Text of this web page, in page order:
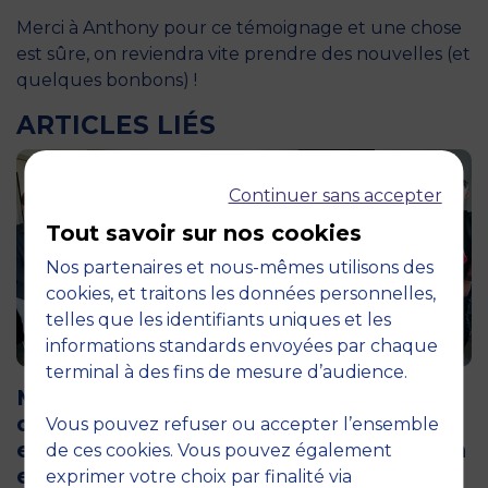
Merci à Anthony pour ce témoignage et une chose
est sûre, on reviendra vite prendre des nouvelles (et
quelques bonbons) !
ARTICLES LIÉS
12 juin 2026
MBS accueille les jurys des Trophées
de l’Économie Numérique 2026 : un
engagement au service de l’innovation
en occitanie
Continuer sans accepter
Tout savoir sur nos cookies
Nos partenaires et nous-mêmes utilisons des
cookies, et traitons les données personnelles,
telles que les identifiants uniques et les
informations standards envoyées par chaque
terminal à des fins de mesure d’audience.
Vous pouvez refuser ou accepter l’ensemble
de ces cookies. Vous pouvez également
exprimer votre choix par finalité via